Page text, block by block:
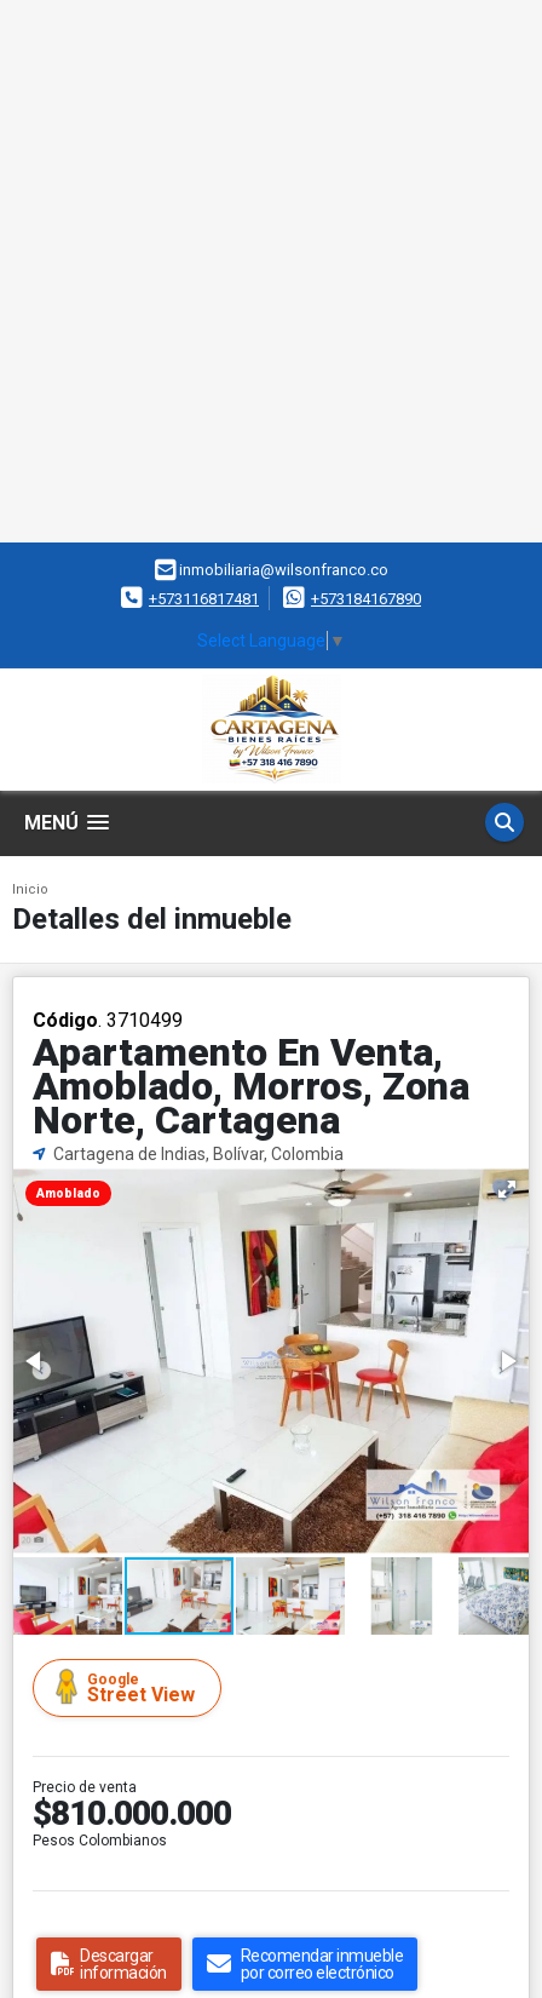
inmobiliaria@wilsonfranco.co
+573116817481
+573184167890
Select Language ▼
MENÚ
Inicio
Detalles del inmueble
Código. 3710499
Apartamento En Venta,
Amoblado, Morros, Zona
Norte, Cartagena
Cartagena de Indias, Bolívar, Colombia
Amoblado
Google
Street View
Precio de venta
$810.000.000
Pesos Colombianos
Descargar
información
Recomendar inmueble
por correo electrónico